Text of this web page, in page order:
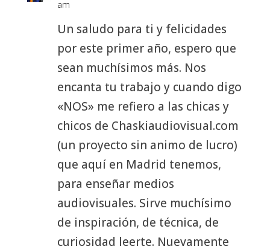
am
Un saludo para ti y felicidades
por este primer año, espero que
sean muchísimos más. Nos
encanta tu trabajo y cuando digo
«NOS» me refiero a las chicas y
chicos de Chaskiaudiovisual.com
(un proyecto sin animo de lucro)
que aquí en Madrid tenemos,
para enseñar medios
audiovisuales. Sirve muchísimo
de inspiración, de técnica, de
curiosidad leerte. Nuevamente